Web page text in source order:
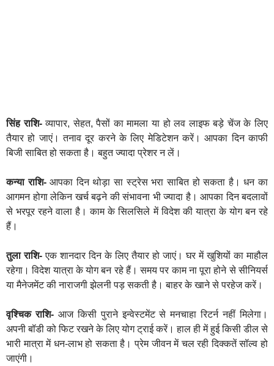
सिंह राशि-व्यापार, सेहत, पैसों का मामला या हो लव लाइफ बड़े चेंज के लिए
तैयार हो जाएं। तनाव दूर करने के लिए मेडिटेशन करें। आपका दिन काफी
बिजी साबित हो सकता है। बहुत ज्यादा प्रेशर न लें।
कन्या राशि-आपका दिन थोड़ा सा स्ट्रेस भरा साबित हो सकता है। धन का
आगमन होगा लेकिन खर्च बढ़ने की संभावना भी ज्यादा है। आपका दिन बदलावों
से भरपूर रहने वाला है। काम के सिलसिले में विदेश की यात्रा के योग बन रहे
हैं।
तुला राशि- एक शानदार दिन के लिए तैयार हो जाएं। घर में खुशियों का माहौल
रहेगा। विदेश यात्रा के योग बन रहे हैं। समय पर काम ना पूरा होने से सीनियर्स
या मैनेजमेंट की नाराजगी झेलनी पड़ सकती है। बाहर के खाने से परहेज करें।
वृश्चिक राशि- आज किसी पुराने इन्वेस्टमेंट से मनचाहा रिटर्न नहीं मिलेगा।
अपनी बॉडी को फिट रखने के लिए योग ट्राई करें। हाल ही में हुई किसी डील से
भारी मात्रा में धन-लाभ हो सकता है। प्रेम जीवन में चल रही दिक्कतें सॉल्व हो
जाएंगी।